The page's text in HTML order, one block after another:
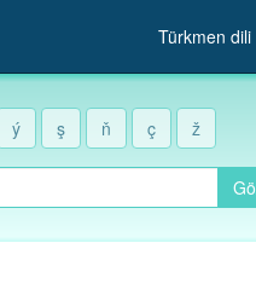
Türkmen dili
ý ş ň ç ž